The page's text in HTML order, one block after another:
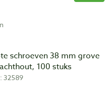
schroeven 38 mm grove
100 stuks
32589